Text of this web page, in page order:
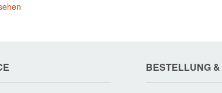
BESTELLUNG